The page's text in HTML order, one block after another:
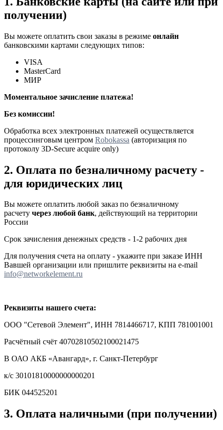
получении)
Вы можете оплатить свои заказы в режиме онлайн
банковскими картами следующих типов:
VISA
MasterCard
МИР
Моментальное зачисление платежа!
Без комиссии!
Обработка всех электронных платежей осуществляется
процессинговым центром Robokassa (авторизация по
протоколу 3D-Secure acquire only)
2. Оплата по безналичному расчету -
для юридических лиц
Вы можете оплатить любой заказ по безналичному
расчету через любой банк, действующий на территории
России
Срок зачисления денежных средств - 1-2 рабочих дня
Для получения счета на оплату - укажите при заказе ИНН
Вавшей организации или пришлите реквизиты на e-mail
info@networkelement.ru
Реквизиты нашего счета:
ООО "Сетевой Элемент", ИНН 7814466717, КПП 781001001
Расчётный счёт 40702810502100021475
В ОАО АКБ «Авангард», г. Санкт-Петербург
к/с 30101810000000000201
БИК 044525201
3. Оплата наличными (при получении)